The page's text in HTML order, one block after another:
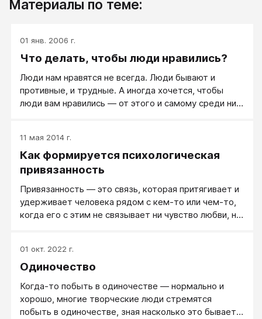
Материалы по теме:
01 янв. 2006 г.
Что делать, чтобы люди нравились?
Люди нам нравятся не всегда. Люди бывают и
противные, и трудные. А иногда хочется, чтобы
люди вам нравились — от этого и самому среди них
11 мая 2014 г.
Как формируется психологическая
привязанность
Привязанность — это связь, которая притягивает и
удерживает человека рядом с кем-то или чем-то,
когда его с этим не связывает ни чувство любви, ни
01 окт. 2022 г.
Одиночество
Когда-то побыть в одиночестве — нормально и
хорошо, многие творческие люди стремятся
побыть в одиночестве, зная насколько это бывает